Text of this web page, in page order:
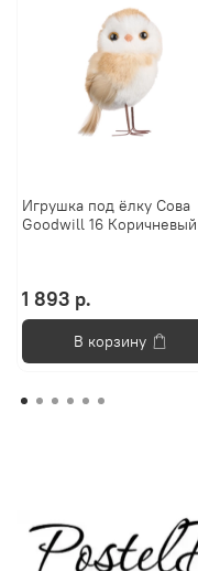
Игрушка под ёлку Сова
Goodwill 16 Коричневый
1 893 р.
В корзину